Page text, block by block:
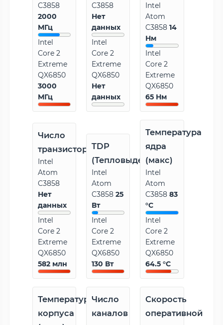
C3858
2000
МГц
Intel
Core 2
Extreme
QX6850
3000
МГц
C3858
Нет
данных
Intel
Core 2
Extreme
QX6850
Нет
данных
Intel
Atom
C385814
Нм
Intel
Core 2
Extreme
QX6850
65 Нм
Число
транзисторов
Intel
Atom
C3858
Нет
данных
Intel
Core 2
Extreme
QX6850
582 млн
TDP
(Тепловыделение)
Intel
Atom
C385825
Вт
Intel
Core 2
Extreme
QX6850
130 Вт
Температура
ядра
(макс)
Intel
Atom
C385883
°C
Intel
Core 2
Extreme
QX6850
64.5 °C
Температура
корпуса
Число
каналов
Скорость
оперативной